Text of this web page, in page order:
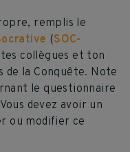
remplis le
(SOC-
collègues et ton
de la Conquête. Note
le questionnaire
devez avoir un
ou modifier ce